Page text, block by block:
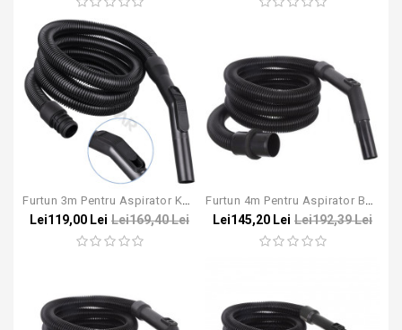
Furtun 3m Pentru Aspirator KARCHER T 7/1 T 10/1 T 12/1 T 15/1 17/1 9/1
Lei119,00 Lei Lei169,40 Lei
Furtun 4m Pentru Aspirator Bosch Gas 35 / 45 / 55
Lei145,20 Lei Lei192,39 Lei